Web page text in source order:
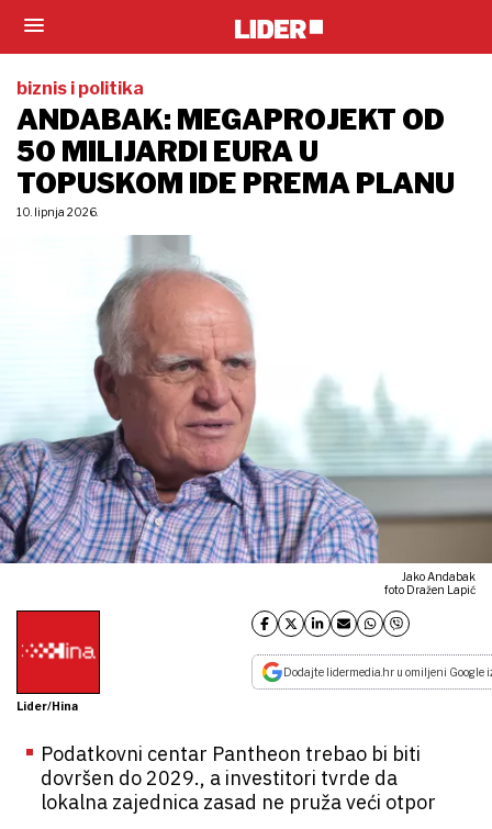
biznis i politika
ANDABAK: MEGAPROJEKT OD
50 MILIJARDI EURA U
TOPUSKOM IDE PREMA PLANU
10. lipnja 2026.
Jako Andabak
foto Dražen Lapić
Lider/Hina
Dodajte lidermedia.hr u omiljeni Google
Podatkovni centar Pantheon trebao bi biti
dovršen do 2029., a investitori tvrde da
lokalna zajednica zasad ne pruža veći otpor